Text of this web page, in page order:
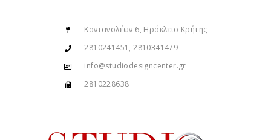
Καντανολέων 6, Ηράκλειο Κρήτης
2810241451, 2810341479
info@studiodesigncenter.gr
2810228638